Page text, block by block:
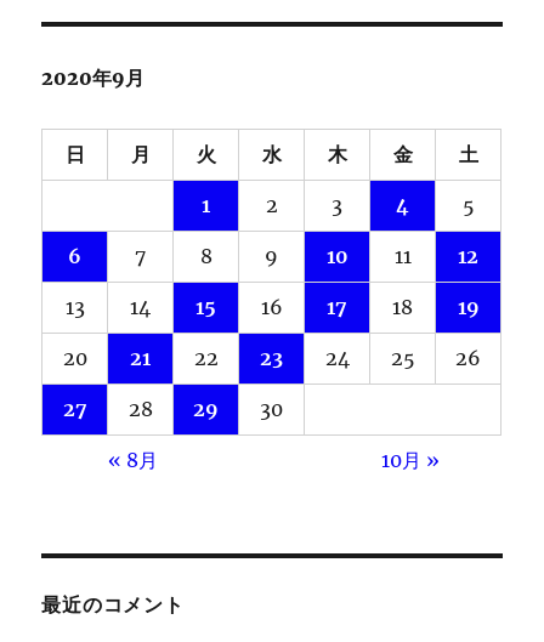
2020年9月
日 月 火 水 木 金 土
1 2 3 4 5
6 7 8 9 10 11 12
13 14 15 16 17 18 19
20 21 22 23 24 25 26
27 28 29 30
« 8月 10月 »
最近のコメント